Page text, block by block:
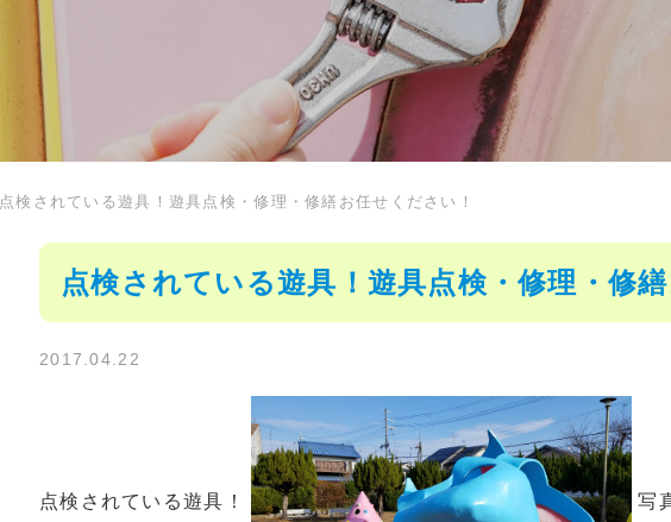
点検されている遊具！遊具点検・修理・修繕お任せください！
点検されている遊具！遊具点検・修理・修
2017.04.22
点検されている遊具！ 写